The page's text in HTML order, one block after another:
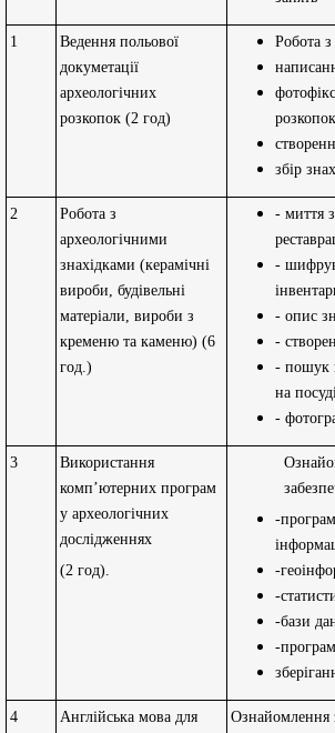
1
Ведення польової
докуметації
археологічних
розкопок (2 год)
Робота
розкопок
збір
2
Робота з
археологічними
знахідками (керамічні
вироби, будівельні
матеріали, вироби з
кременю та каменю) (6
год.)
- миття
-
- опис
-
- пошук
на
-
3
Використання
комп’ютерних програм
у археологічних
дослідженнях
(2 год).
-
-
-
-бази
-
4
Англійська мова для
Ознайомлення